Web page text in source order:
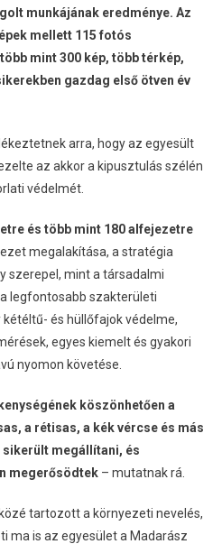
munkájának eredménye. Az
mellett 115 fotós
mint 300 kép, több térkép,
gazdag első ötven év
arra, hogy az egyesült
az akkor a kipusztulás szélén
védelmét.
és több mint 180 alfejezetre
megalakítása, a stratégia
szerepel, mint a társadalmi
legfontosabb szakterületi
és hüllőfajok védelme,
egyes kiemelt és gyakori
nyomon követése.
köszönhetően a
a rétisas, a kék vércse és más
megállítani, és
megerősödtek– mutatnak rá.
tartozott a környezeti nevelés,
ma is az egyesület a Madarász